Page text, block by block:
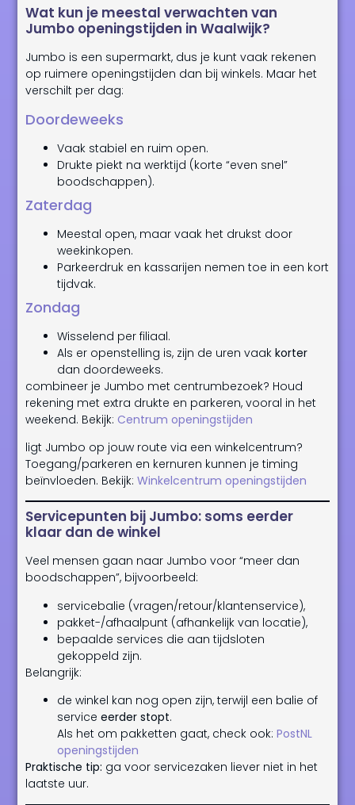
Wat kun je meestal verwachten van
Jumbo openingstijden in Waalwijk?
Jumbo is een supermarkt, dus je kunt vaak rekenen
op ruimere openingstijden dan bij winkels. Maar het
verschilt per dag:
Doordeweeks
Vaak stabiel en ruim open.
Drukte piekt na werktijd (korte “even snel”
boodschappen).
Zaterdag
Meestal open, maar vaak het drukst door
weekinkopen.
Parkeerdruk en kassarijen nemen toe in een kort
tijdvak.
Zondag
Wisselend per filiaal.
Als er openstelling is, zijn de uren vaakkorter
dan doordeweeks.
combineer je Jumbo met centrumbezoek? Houd
rekening met extra drukte en parkeren, vooral in het
weekend. Bekijk: Centrum openingstijden
ligt Jumbo op jouw route via een winkelcentrum?
Toegang/parkeren en kernuren kunnen je timing
beïnvloeden. Bekijk:Winkelcentrum openingstijden
Servicepunten bij Jumbo: soms eerder
klaar dan de winkel
Veel mensen gaan naar Jumbo voor “meer dan
boodschappen”, bijvoorbeeld:
servicebalie (vragen/retour/klantenservice),
pakket-/afhaalpunt (afhankelijk van locatie),
bepaalde services die aan tijdsloten
gekoppeld zijn.
Belangrijk:
de winkel kan nog open zijn, terwijl een balie of
serviceeerder stopt.
Als het om pakketten gaat, check ook:PostNL
openingstijden
Praktische tip: ga voor servicezaken liever niet in het
laatste uur.